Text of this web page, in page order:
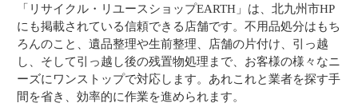
「リサイクル・リユースショップEARTH」は、北九州市HP
にも掲載されている信頼できる店舗です。不用品処分はもち
ろんのこと、遺品整理や生前整理、店舗の片付け、引っ越
し、そして引っ越し後の残置物処理まで、お客様の様々なニ
ーズにワンストップで対応します。あれこれと業者を探す手
間を省き、効率的に作業を進められます。